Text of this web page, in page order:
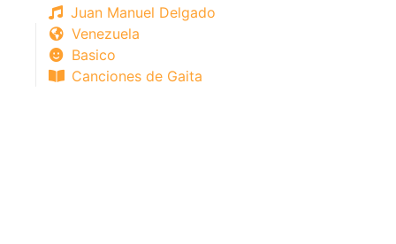
Juan Manuel Delgado
Venezuela
Basico
Canciones de Gaita